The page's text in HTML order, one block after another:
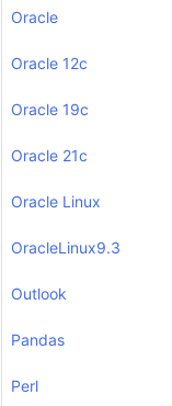
Oracle
Oracle 12c
Oracle 19c
Oracle 21c
Oracle Linux
OracleLinux9.3
Outlook
Pandas
Perl